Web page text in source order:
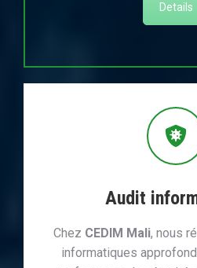
Details
Audit
Chez CEDIM Mali, nous
informatiques